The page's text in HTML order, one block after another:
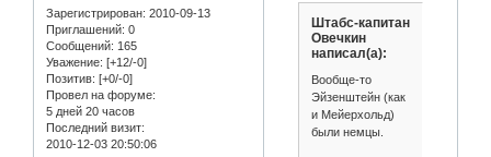
Зарегистрирован: 2010-09-13
Приглашений: 0
Сообщений: 165
Уважение: [+12/-0]
Позитив: [+0/-0]
Провел на форуме:
5 дней 20 часов
Последний визит:
2010-12-03 20:50:06
Штабс-капитан
Овечкин
написал(а):
Вообще-то
Эйзенштейн (как
и Мейерхольд)
были немцы.